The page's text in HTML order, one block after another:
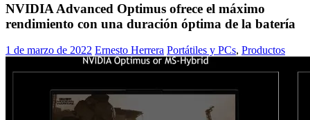
NVIDIA Advanced Optimus ofrece el máximo
rendimiento con una duración óptima de la batería
1 de marzo de 2022 Ernesto Herrera Portátiles y PCs, Productos